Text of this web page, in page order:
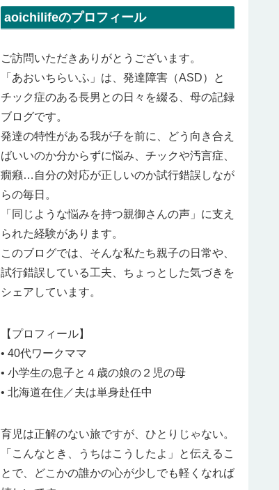
aoichilifeのプロフィール
ご訪問いただきありがとうございます。
「あおいちらいふ」は、発達障害（ASD）と
チック症のある長男との日々を綴る、母の記録
ブログです。
発達の特性がある我が子を前に、どう向き合え
ばいいのか分からずに悩み、チックや汚言症、
癇癪…自分の対応が正しいのか試行錯誤しなが
らの毎日。
「同じような悩みを持つ親御さんの声」に支え
られた経験があります。
このブログでは、そんな私たち親子の日常や、
試行錯誤している工夫、ちょっとした気づきを
シェアしています。
【プロフィール】
• 40代ワークママ
• 小学生の息子と４歳の娘の２児の母
• 北海道在住／夫は単身赴任中
育児は正解のない旅ですが、ひとりじゃない。
「こんなとき、うちはこうしたよ」と伝えるこ
とで、どこかの誰かの心が少しでも軽くなれば